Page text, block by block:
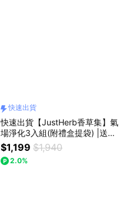
快速出貨
快速出貨【JustHerb香草集】氣
場淨化3入組(附禮盒提袋) |送禮
推薦 新年 商務 職場同事 朋友
$1,199 $1,940
2.0%